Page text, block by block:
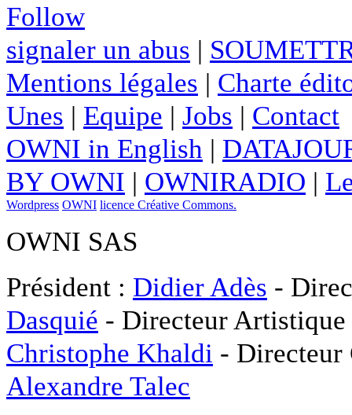
Follow
signaler un abus |
Mentions légales | Charte
Unes | Equipe | Jobs | Contact
OWNI in English |
BY OWNI | OWNIRADIO |
Wordpress OWNI licence Créative Commons.
OWNI SAS
Président : Didier Adès -
Dasquié - Directeur
Christophe Khaldi -
Alexandre Talec